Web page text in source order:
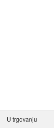
U trgovanju